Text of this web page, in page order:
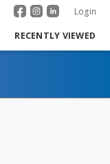
Login
RECENTLY VIEWED